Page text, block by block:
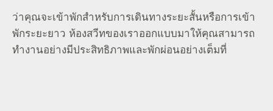
่ว่าคุณจะเข้าพักสำหรับการเดินทางระยะสั้นหรือการเข้า
พักระยะยาว ห้องสวีทของเราออกแบบมาให้คุณสามารถ
ทำงานอย่างมีประสิทธิภาพและพักผ่อนอย่างเต็มที่